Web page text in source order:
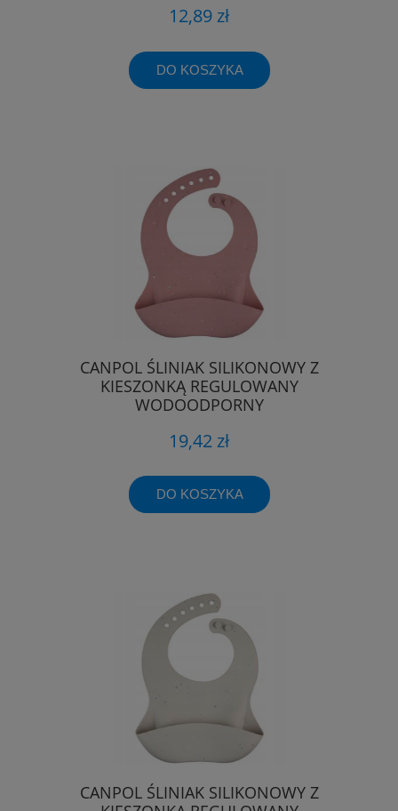
12,89 zł
DO KOSZYKA
CANPOL ŚLINIAK SILIKONOWY Z
KIESZONKĄ REGULOWANY
WODOODPORNY
19,42 zł
DO KOSZYKA
CANPOL ŚLINIAK SILIKONOWY Z